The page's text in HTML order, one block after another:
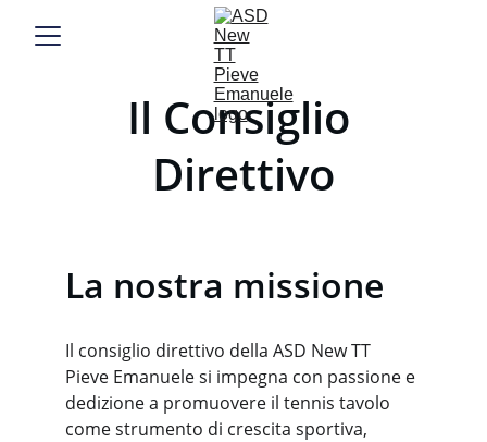
Il Consiglio
Direttivo
La nostra missione
Il consiglio direttivo della ASD New TT
Pieve Emanuele si impegna con passione e
dedizione a promuovere il tennis tavolo
come strumento di crescita sportiva,